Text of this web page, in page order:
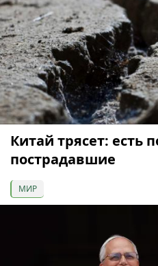
Китай трясет: есть
пострадавшие
МИР